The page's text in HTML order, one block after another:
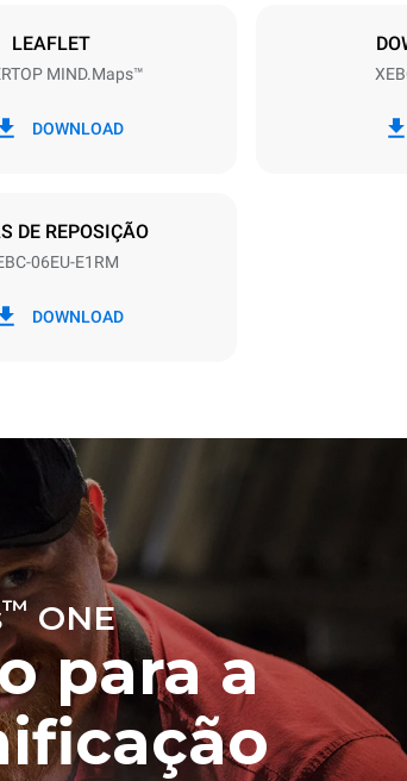
está conectado; essas
eliminadas ao optar
produzida a partir
LEAFLET
MIND.Maps™
DOWNLOAD
DE REPOSIÇÃO
06EU-E1RM
DOWNLOAD
™ONE
para a